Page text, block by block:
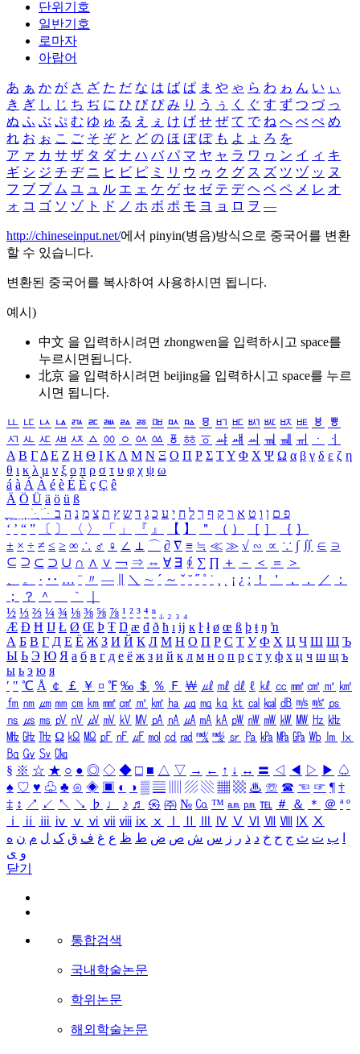
단위기호
일반기호
로마자
아랍어
あ ぁ か が さ ざ た だ な は ば ぱ ま や ゃ ら わ ゎ ん い ぃ
き ぎ し じ ち ぢ に ひ び ぴ み り う ぅ く ぐ す ず つ づ っ
ぬ ふ ぶ ぷ む ゆ ゅ る え ぇ け げ せ ぜ て で ね へ べ ぺ め
れ お ぉ こ ご そ ぞ と ど の ほ ぼ ぽ も よ ょ ろ を
ア ァ カ サ ザ タ ダ ナ ハ バ パ マ ヤ ャ ラ ワ ヮ ン イ ィ キ
ギ シ ジ チ ヂ ニ ヒ ビ ピ ミ リ ウ ゥ ク グ ス ズ ツ ヅ ッ ヌ
フ ブ プ ム ユ ュ ル エ ェ ケ ゲ セ ゼ テ デ ヘ ベ ペ メ レ オ
ォ コ ゴ ソ ゾ ト ド ノ ホ ボ ポ モ ヨ ョ ロ ヲ ―
http://chineseinput.net/에서 pinyin(병음)방식으로 중국어를 변환
할 수 있습니다.
변환된 중국어를 복사하여 사용하시면 됩니다.
예시)
中文 을 입력하시려면 zhongwen을 입력하시고 space를
누르시면됩니다.
北京 을 입력하시려면 beijing을 입력하시고 space를 누르
시면 됩니다.
ㅥ ㅦ ㅧ ㅨ ㅩ ㅪ ㅫ ㅬ ㅭ ㅮ ㅯ ㅰ ㅱ ㅲ ㅳ ㅴ ㅵ ㅶ ㅷ ㅸ
ㅹ
ㅺ ㅻ ㅼ ㅽ ㅾ ㅿ ㆀ ㆁ ㆂ ㆃ ㆄ ㆅ ㆆ ㆇ ㆈ ㆉ ㆊ ㆋ ㆌ ㆍ
ㆎ
Α Β ΓΔ Ε Ζ Η Θ Ι ΚΛ Μ Ν Ξ Ο Π Ρ Σ ΤΥ Φ Χ Ψ Ω α β γ δ ε ζ η
θ ι κ λ μ ν ξ ο π ρ σ τ υ φ χ ψ ω
á à Á À é è É È ç Ç ê
Ä Ö Ü ä ö ü ß
ִֶֹ ֻּ ׁׂ פ ם ן ו ט א ר ק ף ך ל ח י ע כ ג ד ש ץ ת צ מ נ ה ב
‘ ’ “ ” 〔 〕 〈 〉 「 」 『 』 【 】 ＂ （ ） ［ ］ ｛ ｝
± × ÷ ≠ ≤ ≥ ∞ ∴ ♂ ♀ ∠ ⊥ ⌒ ∂ ∇ ≡ ≒ ≪ ≫ √ ∽ ∝ ∵ ∫ ∬ ∈ ∋
⊆ ⊇ ⊂ ⊃ ∪ ∩ ∧ ∨ ￢ ⇒ ⇔ ∀ ∃ ∮ ∑ ∏ ＋ － ＜ ＝
＞
、
。 · ‥ … ¨ 〃 ― ＼ ∼ ´ ～ ˇ ˘ ˝ ˚ ˙ ¸ ¡ ¿ ː ！ ＇ ， ． ／
：
；
？ ＾ ｀
½ ⅓ ⅔ ¼ ¾ ⅛ ⅜ ⅝ ⅞ ¹ ² ³ ⁴ ⁿ ₁ ₂ ₃ ₄
Æ Ð Ħ Ĳ Ł Ø Œ Þ Ŧ Ŋ æ đ ð ħ ı ĳ ĸ ŀ ł ø œ ß þ ŧ ŋ ŉ
А Б В Г Д Е Ё Ж З И Й К Л М Н О П Р С Т У Ф Х Ц Ч Ш Щ Ъ
Ы Ь Э Ю Я а б в г д е ё ж з и й к л м н о п р с т у ф х ц ч ш щ ъ
ы ь э ю я
′ ″ ℃ Å ￠ ￡ ￥ ¤ ℉ ‰ ＄ ％ Ｆ ￦ ㎕ ㎖ ㎗ ℓ ㎘ ㏄ ㎣ ㎤ ㎥ ㎦
㎙ ㎚ ㎛ ㎜ ㎝ ㎞ ㎟ ㎠ ㎡ ㎢ ㏊ ㎍ ㎎ ㎏ ㏏ ㎈ ㎉ ㏈ ㎧ ㎨ ㎰
㎱ ㎲ ㎳ ㎴ ㎵ ㎶ ㎷ ㎸ ㎹ ㎀ ㎁ ㎂ ㎃ ㎄ ㎺ ㎻ ㎽ ㎾ ㎿ ㎐ ㎑
㎒ ㎓ ㎔ Ω ㏀ ㏁ ㎊ ㎋ ㎌ ㏖ ㏅ ㎭ ㎮ ㎯ ㏛ ㎩ ㎪ ㎫ ㎬ ㏝ ㏐
㏓
㏃ ㏉ ㏜ ㏆
§ ※ ☆ ★ ○ ● ◎ ◇ ◆ □ ■ △ ▽ → ← ↑ ↓ ↔ 〓 ◁ ◀ ▷ ▶ ♤
♠ ♡ ♥ ♧ ♣ ⊙ ◈ ▣ ◐ ◑ ▒ ▤ ▨ ▧ ▦ ▩ ♨ ☏ ☎ ☜ ☞ ¶ †
‡ ↕ ↗ ↙ ↖ ↘ ♭ ♩ ♪ ♬ ㉿ ㈜ № ㏇ ™ ㏂ ㏘ ℡ ＃ ＆ ＊ ＠ ª º
ⅰ
ⅱ ⅲ ⅳ ⅴ ⅵ ⅶ ⅷ ⅸ ⅹ Ⅳ Ⅴ Ⅵ Ⅶ Ⅷ Ⅸ Ⅹ
ب ت ث ج ح خ د ذ ر ز س ش ص ض ط ظ ع غ ف ق ک ل م ن ه
و ی
닫기
통합검색
국내학술논문
학위논문
해외학술논문